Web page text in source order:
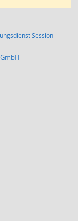
Session(Wird in